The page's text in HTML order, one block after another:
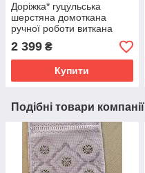
Доріжка* гуцульська
шерстяна домоткана
ручної роботи виткана
шерстяними нитками на
верстаті 200*67 см
2 399 ₴
Купити
Подібні товари компанії